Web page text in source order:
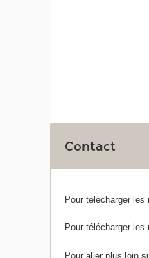
Contact
Pour télécharger les
Pour télécharger les
Pour aller plus loin